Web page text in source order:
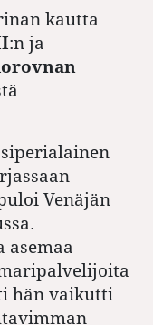
kautta
:n ja
Venäjän
hän vaikutti